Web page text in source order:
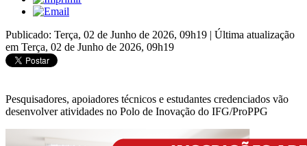
Publicado: Terça, 02 de Junho de 2026, 09h19 | Última atualização
em Terça, 02 de Junho de 2026, 09h19
Pesquisadores, apoiadores técnicos e estudantes credenciados vão
desenvolver atividades no Polo de Inovação do IFG/ProPPG